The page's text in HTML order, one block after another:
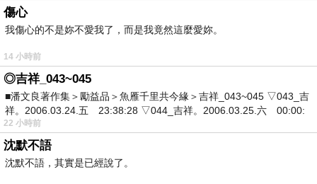
崽崽看著一堆食物
真的沒辦法吃完啊啊啊啊啊！
二表妹問：「我可以吃一個嗎？」
崽崽：「拿去吃，我吃不完那麼多」
/
傷心
我傷心的不是妳不愛我了，而是我竟然這麼愛妳。
14 小時前
◎吉祥_043~045
■潘文良著作集＞勵益品＞魚雁千里共今緣＞吉祥_043~045 ▽043_吉
祥。2006.03.24.五 23:38:28 ▽044_吉祥。2006.03.25.六 00:00:
22 小時前
沈默不語
沈默不語，其實是已經說了。